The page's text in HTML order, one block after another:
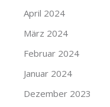
April 2024
März 2024
Februar 2024
Januar 2024
Dezember 2023